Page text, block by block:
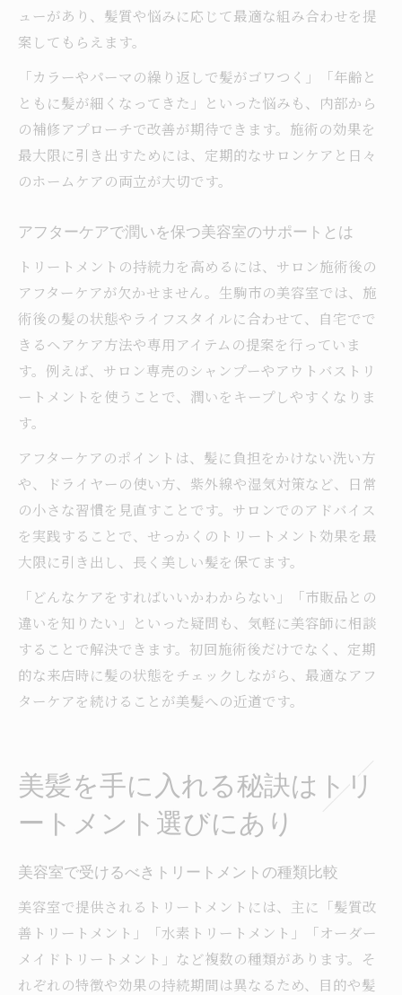
ューがあり、髪質や悩みに応じて最適な組み合わせを提
案してもらえます。
「カラーやパーマの繰り返しで髪がゴワつく」「年齢と
ともに髪が細くなってきた」といった悩みも、内部から
の補修アプローチで改善が期待できます。施術の効果を
最大限に引き出すためには、定期的なサロンケアと日々
のホームケアの両立が大切です。
アフターケアで潤いを保つ美容室のサポートとは
トリートメントの持続力を高めるには、サロン施術後の
アフターケアが欠かせません。生駒市の美容室では、施
術後の髪の状態やライフスタイルに合わせて、自宅でで
きるヘアケア方法や専用アイテムの提案を行っていま
す。例えば、サロン専売のシャンプーやアウトバストリ
ートメントを使うことで、潤いをキープしやすくなりま
す。
アフターケアのポイントは、髪に負担をかけない洗い方
や、ドライヤーの使い方、紫外線や湿気対策など、日常
の小さな習慣を見直すことです。サロンでのアドバイス
を実践することで、せっかくのトリートメント効果を最
大限に引き出し、長く美しい髪を保てます。
「どんなケアをすればいいかわからない」「市販品との
違いを知りたい」といった疑問も、気軽に美容師に相談
することで解決できます。初回施術後だけでなく、定期
的な来店時に髪の状態をチェックしながら、最適なアフ
ターケアを続けることが美髪への近道です。
美髪を手に入れる秘訣はトリ
ートメント選びにあり
美容室で受けるべきトリートメントの種類比較
美容室で提供されるトリートメントには、主に「髪質改
善トリートメント」「水素トリートメント」「オーダー
メイドトリートメント」など複数の種類があります。そ
れぞれの特徴や効果の持続期間は異なるため、目的や髪